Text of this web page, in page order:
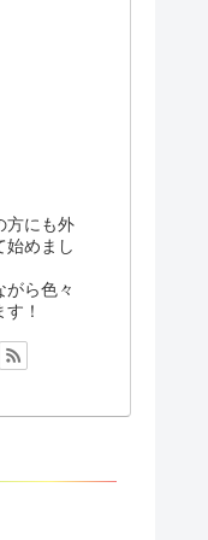
方にも外
始めまし
がら色々
！